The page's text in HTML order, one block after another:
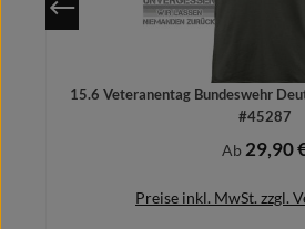
15.6 Veteranentag Bundeswehr
#45287
Regulärer
Ab 29,90
Preise inkl. MwSt. zzgl.